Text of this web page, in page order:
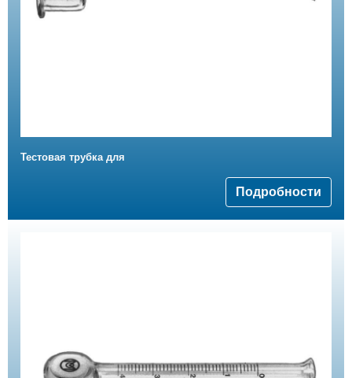
Тестовая трубка для
Подробности